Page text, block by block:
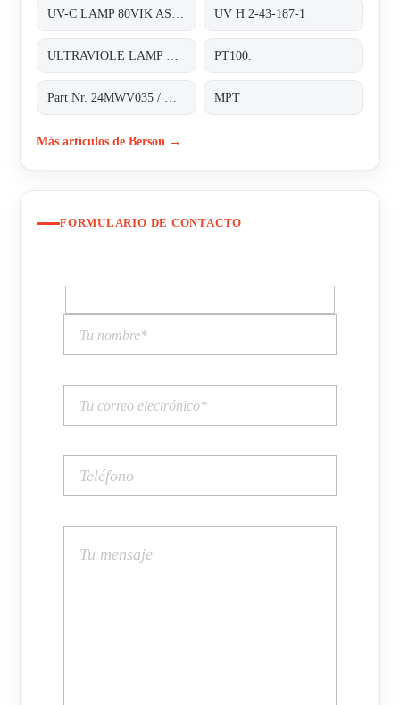
UV H 2-43-187-1
PT100.
MPT
Más artículos de Berson →
FORMULARIO DE CONTACTO